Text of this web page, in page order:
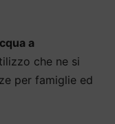
a
che ne si
per famiglie ed